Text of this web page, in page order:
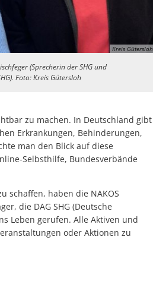
Kreis Gütersloh
(Sprecherin der SHG und
Foto: Kreis Gütersloh
zu machen. In Deutschland gibt
Erkrankungen, Behinderungen,
man den Blick auf diese
Selbsthilfe, Bundesverbände
schaffen, haben die NAKOS
die DAG SHG (Deutsche
Leben gerufen. Alle Aktiven und
oder Aktionen zu